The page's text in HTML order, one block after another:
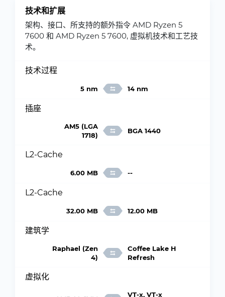
技术和扩展
架构、接口、所支持的额外指令 AMD Ryzen 5
7600 和 AMD Ryzen 5 7600, 虚拟机技术和工艺技
术。
技术过程
5 nm 14 nm
插座
AM5 (LGA
1718)
BGA 1440
L2-Cache
6.00 MB --
L2-Cache
32.00 MB 12.00 MB
建筑学
Raphael (Zen
4)
Coffee Lake H
Refresh
虚拟化
VT-x, VT-x